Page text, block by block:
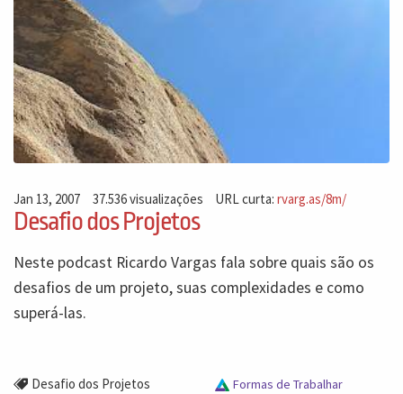
Jan 13, 2007 37.536 visualizações URL curta:rvarg.as/8m/
Desafio dos Projetos
Neste podcast Ricardo Vargas fala sobre quais são os
desafios de um projeto, suas complexidades e como
superá-las.
Desafio dos Projetos Formas de Trabalhar